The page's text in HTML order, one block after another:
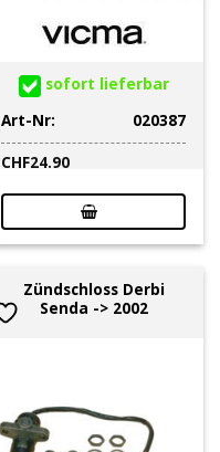
sofort lieferbar
Art-Nr:
020387
CHF24.90
Zündschloss Derbi
Senda -> 2002